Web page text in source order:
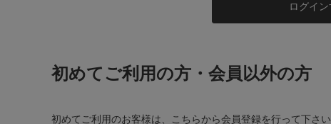
初めてご利用の方・会員以外の方
初めてご利用のお客様は、こちらから会員登録を行って下さい